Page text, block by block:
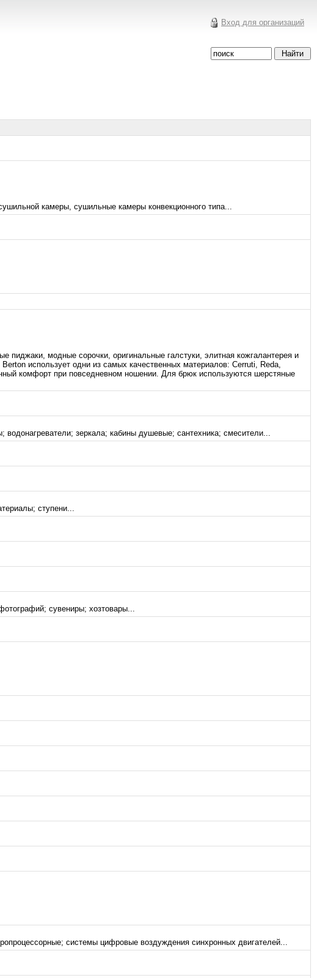
Вход для организаций
камеры, сушильные камеры конвекционного типа...
модные сорочки, оригинальные галстуки, элитная кожгалантерея и
использует одни из самых качественных материалов: Cerruti, Reda,
комфорт при повседневном ношении. Для брюк используются шерстяные
водонагреватели; зеркала; кабины душевые; сантехника; смесители...
ступени...
сувениры; хозтовары...
системы цифровые воздуждения синхронных двигателей...